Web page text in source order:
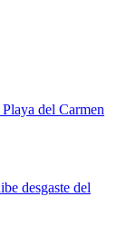
del Carmen
desgaste del